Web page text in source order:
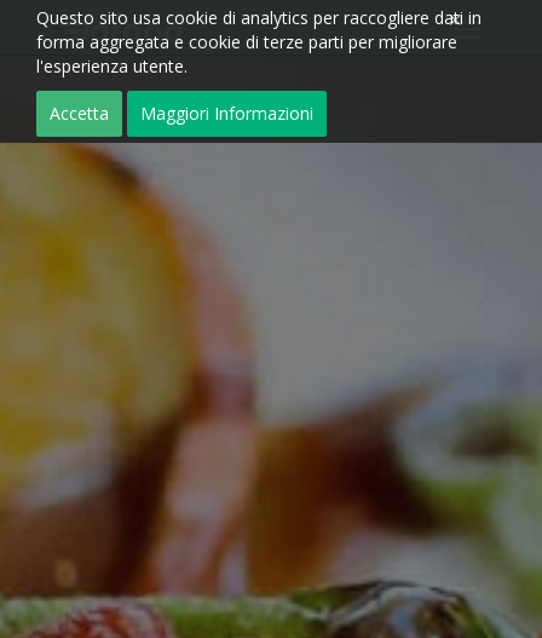
Questo sito usa cookie di analytics per raccogliere dati in
forma aggregata e cookie di terze parti per migliorare
l'esperienza utente.
Accetta Maggiori Informazioni